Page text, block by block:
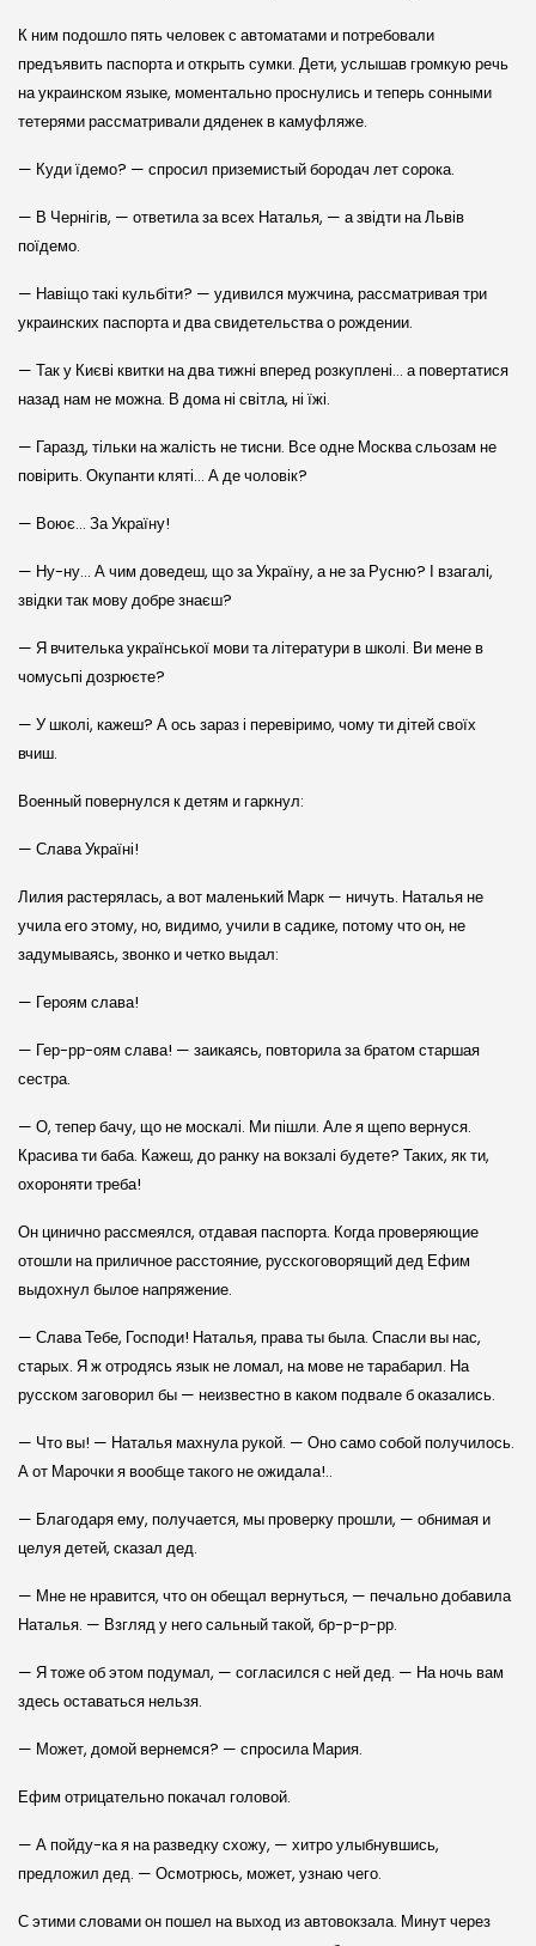
К ним подошло пять человек с автоматами и потребовали
предъявить паспорта и открыть сумки. Дети, услышав громкую речь
на украинском языке, моментально проснулись и теперь сонными
тетерями рассматривали дяденек в камуфляже.
— Куди їдемо? — спросил приземистый бородач лет сорока.
— В Чернігів, — ответила за всех Наталья, — а звідти на Львів
поїдемо.
— Навіщо такі кульбіти? — удивился мужчина, рассматривая три
украинских паспорта и два свидетельства о рождении.
— Так у Києві квитки на два тижні вперед розкуплені… а повертатися
назад нам не можна. В дома ні світла, ні їжі.
— Гаразд, тільки на жалість не тисни. Все одне Москва сльозам не
повірить. Окупанти кляті… А де чоловік?
— Воює… За Україну!
— Ну-ну… А чим доведеш, що за Україну, а не за Русню? І взагалі,
звідки так мову добре знаєш?
— Я вчителька української мови та літератури в школі. Ви мене в
чомусьпі дозрюєте?
— У школі, кажеш? А ось зараз і перевіримо, чому ти дітей своїх
вчиш.
Военный повернулся к детям и гаркнул:
— Слава Україні!
Лилия растерялась, а вот маленький Марк — ничуть. Наталья не
учила его этому, но, видимо, учили в садике, потому что он, не
задумываясь, звонко и четко выдал:
— Героям слава!
— Гер-рр-оям слава! — заикаясь, повторила за братом старшая
сестра.
— О, тепер бачу, що не москалі. Ми пішли. Але я щепо вернуся.
Красива ти баба. Кажеш, до ранку на вокзалі будете? Таких, як ти,
охороняти треба!
Он цинично рассмеялся, отдавая паспорта. Когда проверяющие
отошли на приличное расстояние, русскоговорящий дед Ефим
выдохнул былое напряжение.
— Слава Тебе, Господи! Наталья, права ты была. Спасли вы нас,
старых. Я ж отродясь язык не ломал, на мове не тарабарил. На
русском заговорил бы — неизвестно в каком подвале б оказались.
— Что вы! — Наталья махнула рукой. — Оно само собой получилось.
А от Марочки я вообще такого не ожидала!..
— Благодаря ему, получается, мы проверку прошли, — обнимая и
целуя детей, сказал дед.
— Мне не нравится, что он обещал вернуться, — печально добавила
Наталья. — Взгляд у него сальный такой, бр-р-р-рр.
— Я тоже об этом подумал, — согласился с ней дед. — На ночь вам
здесь оставаться нельзя.
— Может, домой вернемся? — спросила Мария.
Ефим отрицательно покачал головой.
— А пойду-ка я на разведку схожу, — хитро улыбнувшись,
предложил дед. — Осмотрюсь, может, узнаю чего.
С этими словами он пошел на выход из автовокзала. Минут через